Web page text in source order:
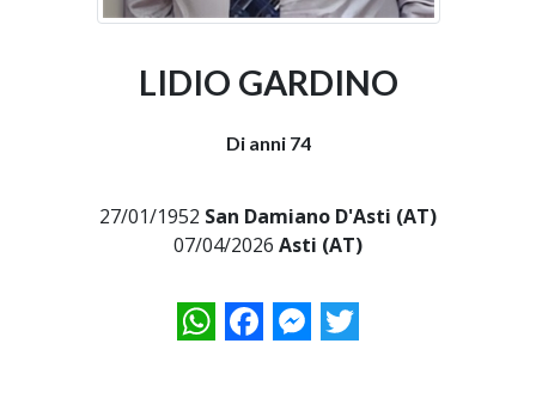
LIDIO GARDINO
Di anni 74
27/01/1952 San Damiano D'Asti (AT)
07/04/2026 Asti (AT)
WhatsAppFacebookMessenger
Twitter